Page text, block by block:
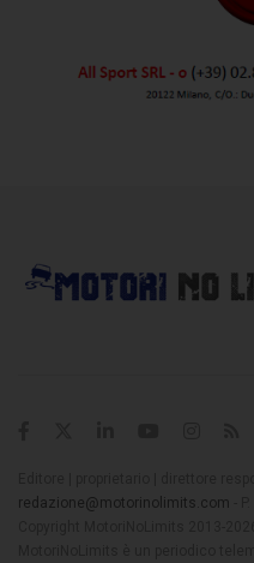
redazione@motorinolimits.com